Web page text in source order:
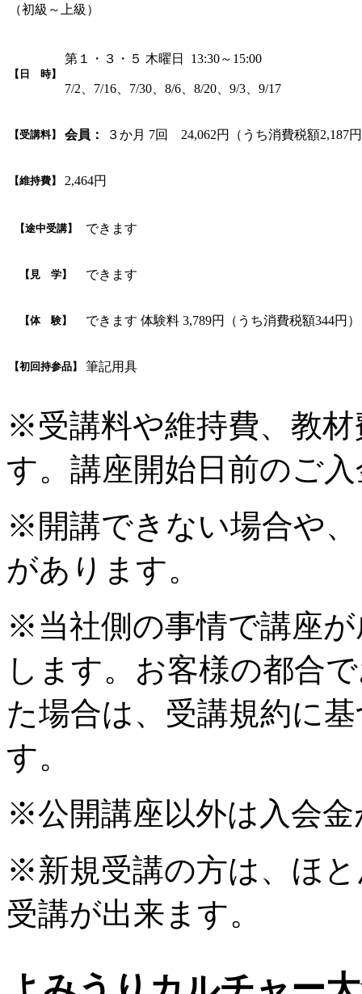
（初級～上級）
【日 時】
第１・３・５ 木曜日 13:30～15:00
7/2、7/16、7/30、8/6、8/20、9/3、9/17
【受講料】 会員： ３か月 7回 24,062円（うち消費税額2,187
【維持費】 2,464円
【途中受講】 できます
【見 学】 できます
【体 験】 できます 体験料 3,789円（うち消費税額344円）
【初回持参品】 筆記用具
※受講料や維持費、教
す。講座開始日前のご
※開講できない場合や
があります。
※当社側の事情で講座
します。お客様の都合
た場合は、受講規約に
す。
※公開講座以外は入会
※新規受講の方は、ほ
受講が出来ます。